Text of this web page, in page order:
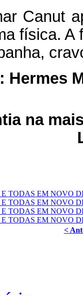
Canut
física.
Hermes
na
<